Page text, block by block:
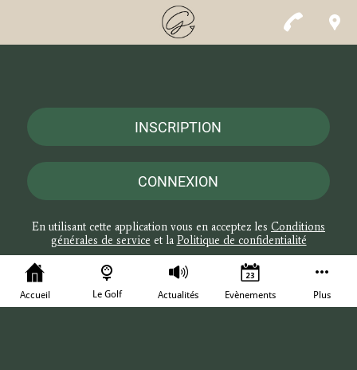
INSCRIPTION
CONNEXION
En utilisant cette application vous en acceptez les Conditions
générales de service et la Politique de confidentialité
Accueil Le Golf Actualités Evènements Plus